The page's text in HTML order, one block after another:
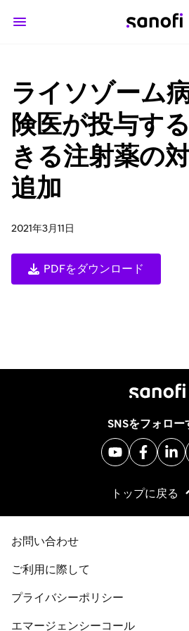
ライソゾーム
険医が投与す
きる注射薬の
追加
2021年3月11日
PDFをダウンロード
SNSをフォロー
トップに戻る
お問い合わせ
ご利用に際して
プライバシーポリシー
エマージェンシーコール